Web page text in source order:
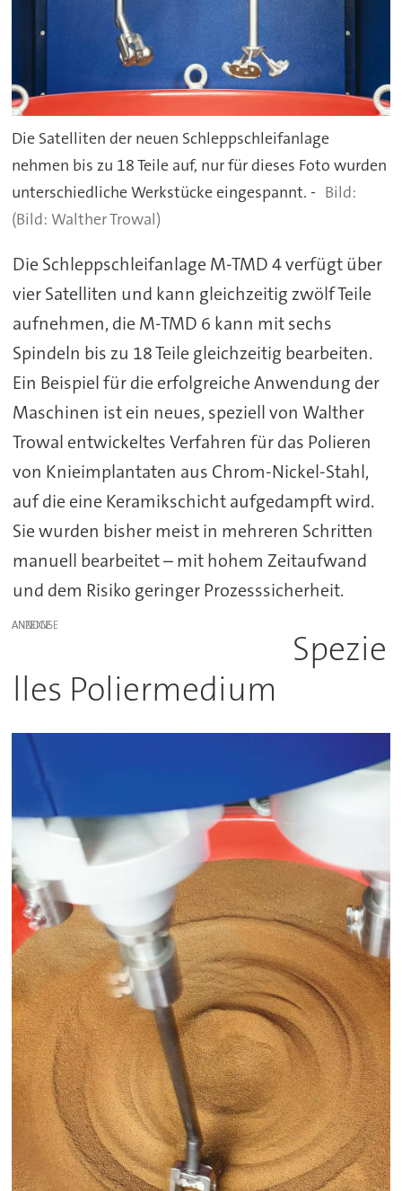
Die Satelliten der neuen Schleppschleifanlage
nehmen bis zu 18 Teile auf, nur für dieses Foto wurden
unterschiedliche Werkstücke eingespannt. -
(Bild: Walther Trowal)
Die Schleppschleifanlage M-TMD 4 verfügt über
vier Satelliten und kann gleichzeitig zwölf Teile
aufnehmen, die M-TMD 6 kann mit sechs
Spindeln bis zu 18 Teile gleichzeitig bearbeiten.
Ein Beispiel für die erfolgreiche Anwendung der
Maschinen ist ein neues, speziell von Walther
Trowal entwickeltes Verfahren für das Polieren
von Knieimplantaten aus Chrom-Nickel-Stahl,
auf die eine Keramikschicht aufgedampft wird.
Sie wurden bisher meist in mehreren Schritten
manuell bearbeitet – mit hohem Zeitaufwand
und dem Risiko geringer Prozesssicherheit.
ANZEIGE
Spezie
lles Poliermedium